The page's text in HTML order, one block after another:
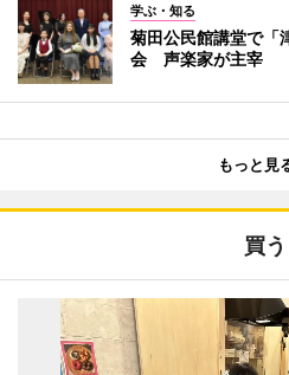
学ぶ・知る
菊田公民館講堂で「
会 声楽家が主宰
もっと見
買う